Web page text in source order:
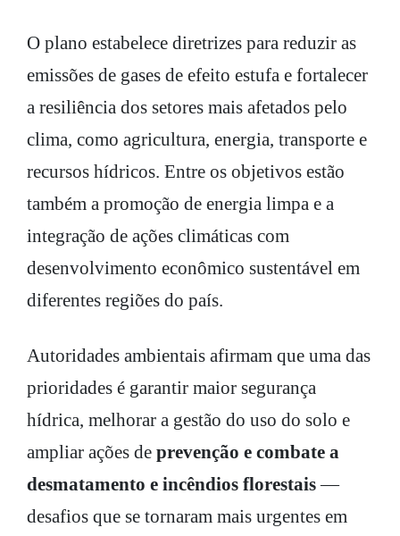
O plano estabelece diretrizes para reduzir as
emissões de gases de efeito estufa e fortalecer
a resiliência dos setores mais afetados pelo
clima, como agricultura, energia, transporte e
recursos hídricos. Entre os objetivos estão
também a promoção de energia limpa e a
integração de ações climáticas com
desenvolvimento econômico sustentável em
diferentes regiões do país.
Autoridades ambientais afirmam que uma das
prioridades é garantir maior segurança
hídrica, melhorar a gestão do uso do solo e
ampliar ações de prevenção e combate a
desmatamento e incêndios florestais—
desafios que se tornaram mais urgentes em